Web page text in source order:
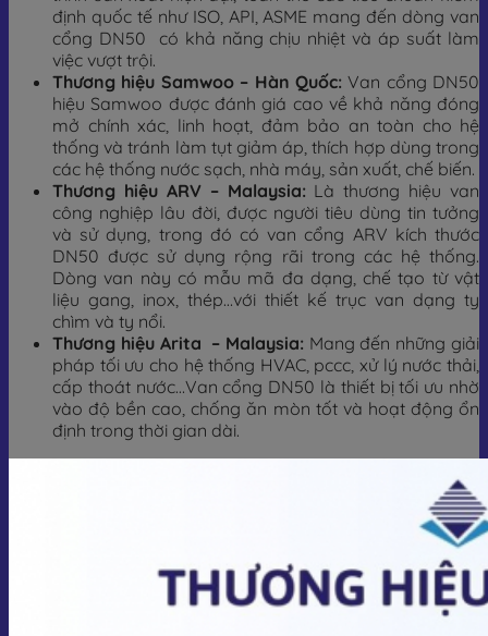
định quốc tế như ISO, API, ASME mang đến dòng van
cổng DN50 có khả năng chịu nhiệt và áp suất làm
việc vượt trội.
Thương hiệu Samwoo – Hàn Quốc: Van cổng DN50
hiệu Samwoo được đánh giá cao về khả năng đóng
mở chính xác, linh hoạt, đảm bảo an toàn cho hệ
thống và tránh làm tụt giảm áp, thích hợp dùng trong
các hệ thống nước sạch, nhà máy, sản xuất, chế biến.
Thương hiệu ARV – Malaysia: Là thương hiệu van
công nghiệp lâu đời, được người tiêu dùng tin tưởng
và sử dụng, trong đó có van cổng ARV kích thước
DN50 được sử dụng rộng rãi trong các hệ thống.
Dòng van này có mẫu mã đa dạng, chế tạo từ vật
liệu gang, inox, thép…với thiết kế trục van dạng ty
chìm và ty nổi.
Thương hiệu Arita – Malaysia: Mang đến những giải
pháp tối ưu cho hệ thống HVAC, pccc, xử lý nước thải,
cấp thoát nước…Van cổng DN50 là thiết bị tối ưu nhờ
vào độ bền cao, chống ăn mòn tốt và hoạt động ổn
định trong thời gian dài.